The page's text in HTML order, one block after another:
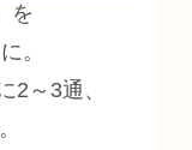
を
。
2～3通、